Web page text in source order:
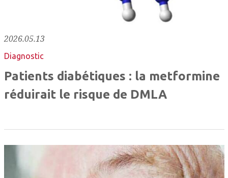
2026.05.13
Diagnostic
Patients diabétiques : la metformine
réduirait le risque de DMLA